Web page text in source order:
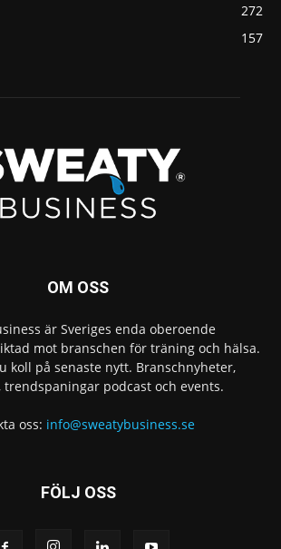
272
157
OM OSS
är Sveriges enda oberoende
mot branschen för träning och hälsa.
koll på senaste nytt. Branschnyheter,
podcast och events.
oss: info@sweatybusiness.se
FÖLJ OSS